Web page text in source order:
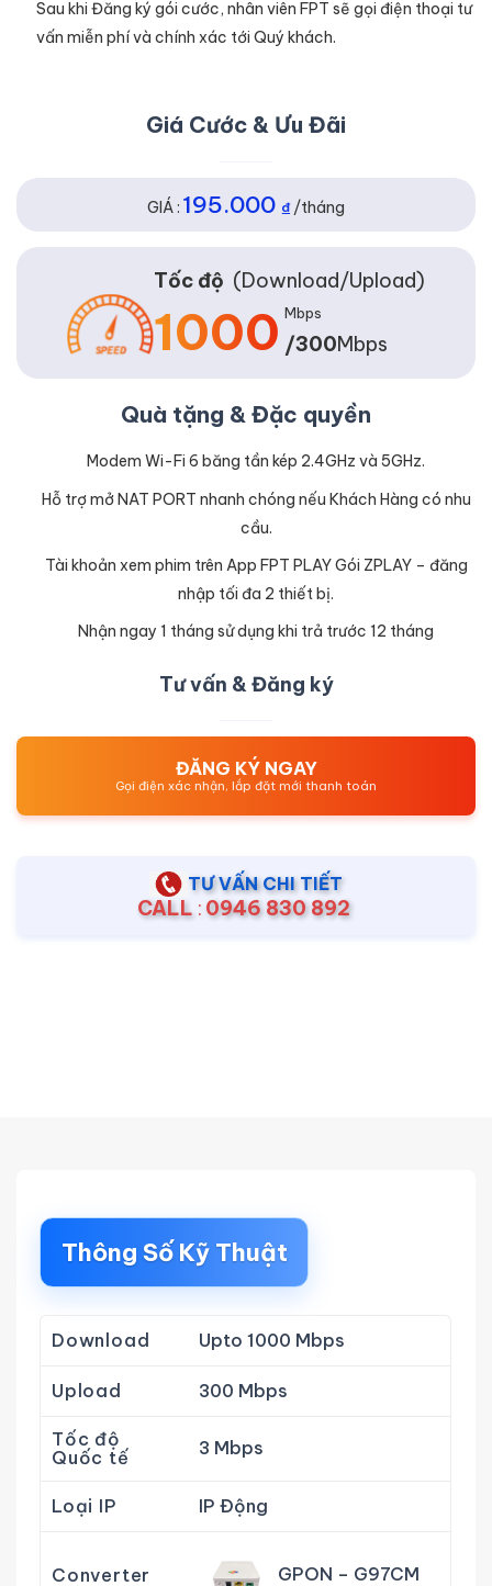
Sau khi Đăng ký gói cước, nhân viên FPT sẽ gọi điện thoại tư
vấn miễn phí và chính xác tới Quý khách.
Giá Cước & Ưu Đãi
GIÁ : 195.000 ₫/tháng
Tốc độ (Download/Upload)
1000 Mbps
/300Mbps
Quà tặng & Đặc quyền
Modem Wi-Fi 6 băng tần kép 2.4GHz và 5GHz.
Hỗ trợ mở NAT PORT nhanh chóng nếu Khách Hàng có nhu
cầu.
Tài khoản xem phim trên App FPT PLAY Gói ZPLAY – đăng
nhập tối đa 2 thiết bị.
Nhận ngay 1 tháng sử dụng khi trả trước 12 tháng
Tư vấn & Đăng ký
ĐĂNG KÝ NGAY
Gọi điện xác nhận, lắp đặt mới thanh toán
TƯ VẤN CHI TIẾT
CALL : 0946 830 892
Thông Số Kỹ Thuật
Download Upto 1000 Mbps
Upload 300 Mbps
Tốc độ
Quốc tế
3 Mbps
Loại IP IP Động
Converter GPON – G97CM